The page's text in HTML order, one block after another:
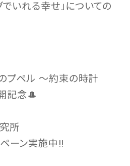
いれる幸せ」についての
プペル 〜約束の時計
記念🎩
所
ーン実施中‼️